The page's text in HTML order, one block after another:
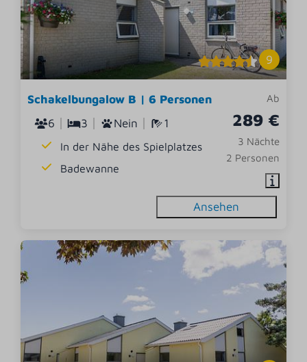
9
Ab
289 €
3 Nächte
2 Personen
Schakelbungalow B | 6 Personen
6
3 Nein 1
In der Nähe des Spielplatzes
Badewanne
Ansehen